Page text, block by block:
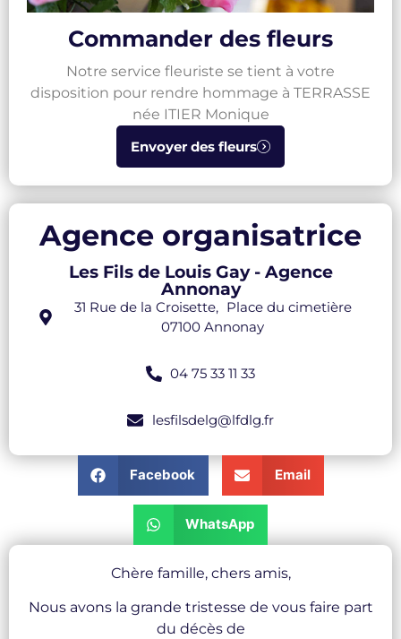
Commander des fleurs
Notre service fleuriste se tient à votre
disposition pour rendre hommage à TERRASSE
née ITIER Monique
Envoyer des fleurs
Chère famille, chers amis,
Nous avons la grande tristesse de vous faire part
du décès de
Agence organisatrice
Les Fils de Louis Gay - Agence
Annonay
31 Rue de la Croisette, Place du cimetière
07100 Annonay
04 75 33 11 33
lesfilsdelg@lfdlg.fr
Facebook Email
WhatsApp